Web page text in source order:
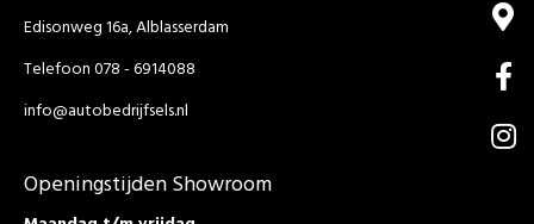
Edisonweg 16a, Alblasserdam
Telefoon 078 - 6914088
info@autobedrijfsels.nl
Openingstijden Showroom